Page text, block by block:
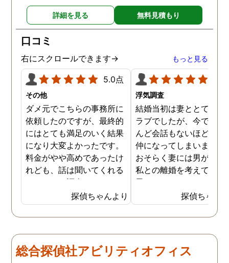
り、私の精神的なフォロー
だけでなく、その後の弁護
士の紹介やアドバイスもし
ていただき、これから夫と
闘う自信もつきました。 本
当にMJリサーチさんにそ
して代表の方に出会えてよ
かったと思いました。 今度
お会いできる時は、いい報
告ができるようにしたいで
す。
お願いしたいと思ってお
ます。本当にありがとう
ざいました。
詳細を見る 無料見積もり
口コミ
右にスクロールできます→ もっと見る
5.0点
その他
ダメ元でこちらの事務所に
依頼したのですが、最終的
にはとても満足のいく結果
になり大変よかったです。
料金がやや高めであったけ
れども、話は聞いてくれる
しきちんと調査してくれる
しで非常に満足していま
す。調査が終わった後もし
っかりとサポートしていた
になりました。さすが調査
のプロフェッショナルだと
探偵ちゃんより
浮気調査
結婚当初は妻ととてもラ
ラブでしたが、今ではほ
んど会話もないほど険悪
仲になってしまいました
おそらく妻には男がおり
私との離婚を考えている
思います。そこでどうせ
婚をするのならと思い、
の不倫の証拠を押さえて
から離婚を提案すること
みの日に妻は外出するこ
が多く、探偵にもその旨
探偵ちゃん
総合探偵社アビリティオフィス